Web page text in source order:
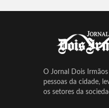
O Jornal Dois
pessoas da cidade,
os setores da